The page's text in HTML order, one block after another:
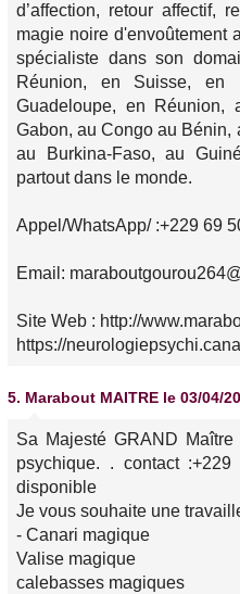
d’affection, retour affectif,
magie noire d'envoûtement
spécialiste dans son
Réunion, en Suisse, en
Guadeloupe, en Réunion,
Gabon, au Congo au Bénin,
au Burkina-Faso, au
partout dans le monde.
Appel/WhatsApp/ :+229 69
Email:
Site Web : http://
https://
5. Marabout MAITRE le 03/04/
Sa Majesté GRAND
psychique. . contact
disponible
Je vous souhaite une
- Canari magique
Valise magique
calebasses magiques